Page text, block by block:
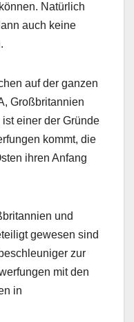
Natürlich
auch keine
auf der ganzen
Großbritannien
einer der Gründe
kommt, die
ihren Anfang
und
gewesen sind
zur
mit den
in